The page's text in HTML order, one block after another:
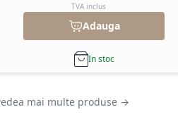
TVA inclus
Adauga
In stoc
mai multe produse →